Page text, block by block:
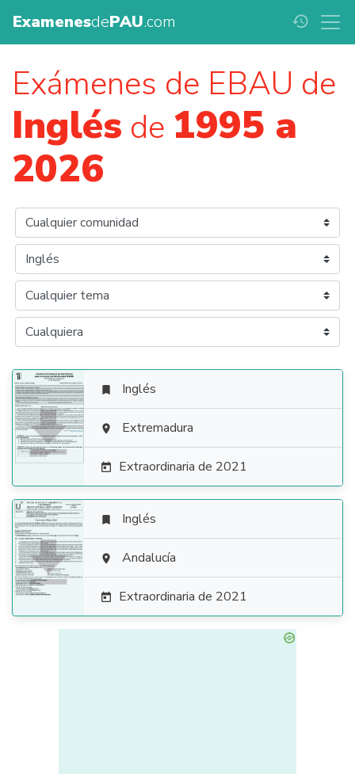
ExamenesdePAU.com history
Exámenes de EBAU de
Inglés de 1995 a
2026

 Inglés
 Extremadura
 Extraordinaria de 2021

 Inglés
 Andalucía
 Extraordinaria de 2021